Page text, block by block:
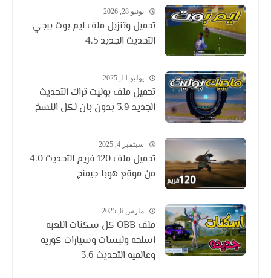
يونيو 28, 2026
تحميل وتنزيل ملف ايم بوت ببجي
التحديث الجديد 4.5
يوليو 11, 2025
تحميل ملف بوليت تراك التحديث
الجديد 3.9 بدون بان لكل النسخ
سبتمبر 4, 2025
تحميل ملف 120 فريم التحديث 4.0
من موقع هوبا جيمنج
مارس 6, 2025
ملف OBB كل سكنات اللعبه
اسلحه ولبسات وسيارات كوريه
وعالميه التحديث 3.6